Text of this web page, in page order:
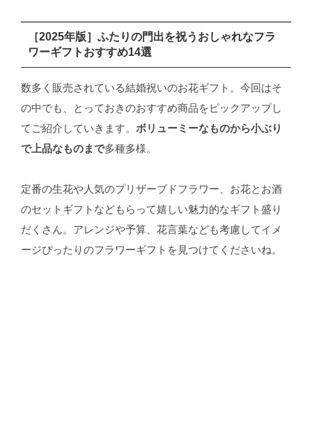
［2025年版］ふたりの門出を祝うおしゃれなフラ
ワーギフトおすすめ14選
数多く販売されている結婚祝いのお花ギフト。今回はそ
の中でも、とっておきのおすすめ商品をピックアップし
てご紹介していきます。 ボリューミーなものから小ぶり
で上品なものまで多種多様。
定番の生花や人気のプリザーブドフラワー、お花とお酒
のセットギフトなどもらって嬉しい魅力的なギフト盛り
だくさん。アレンジや予算、花言葉なども考慮してイメ
ージぴったりのフラワーギフトを見つけてくださいね。